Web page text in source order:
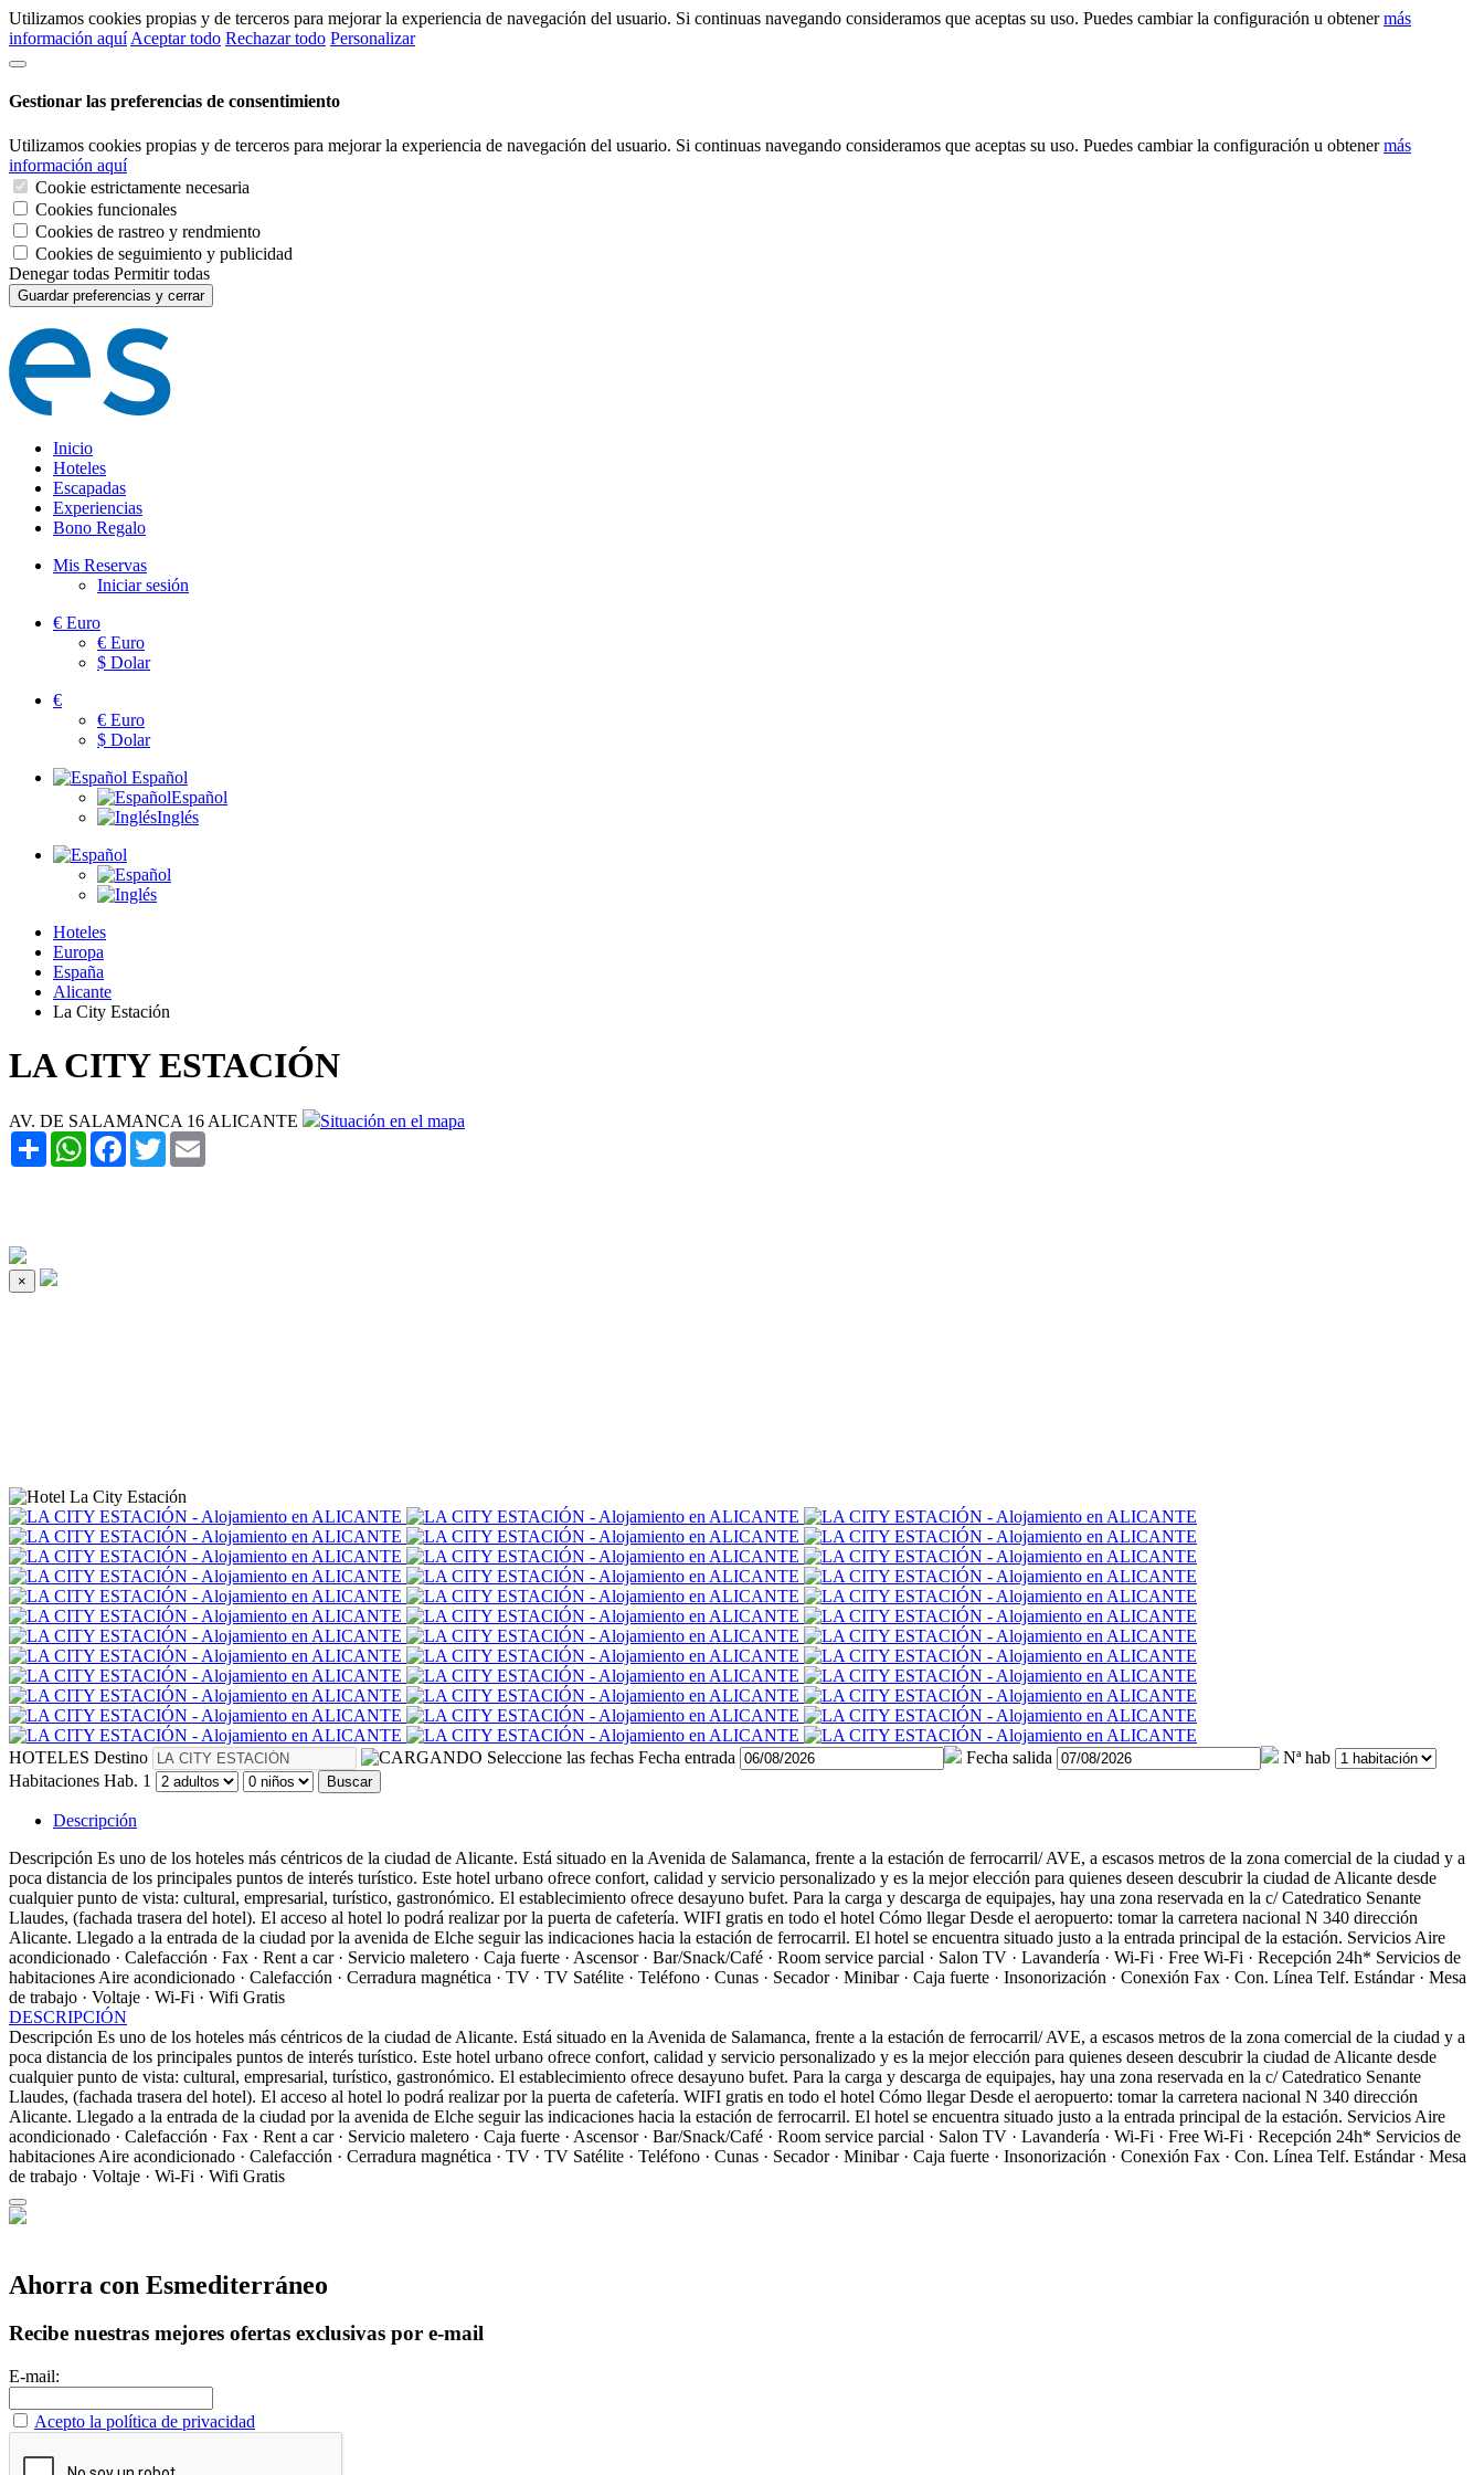
Utilizamos cookies propias y de terceros para mejorar la experiencia de navegación del usuario. Si continuas navegando consideramos que aceptas su uso. Puedes cambiar la configuración u obtenermás
información aquí Aceptar todo Rechazar todo Personalizar
Gestionar las preferencias de consentimiento
Utilizamos cookies propias y de terceros para mejorar la experiencia de navegación del usuario. Si continuas navegando consideramos que aceptas su uso. Puedes cambiar la configuración u obtenermás
información aquí
Cookie estrictamente necesaria
Cookies funcionales
Cookies de rastreo y rendmiento
Cookies de seguimiento y publicidad
Denegar todas Permitir todas
Guardar preferencias y cerrar
Inicio
Hoteles
Escapadas
Experiencias
Bono Regalo
Mis Reservas
Iniciar sesión
€ Euro
€ Euro
$ Dolar
€
€ Euro
$ Dolar
Español
Español
Inglés
Hoteles
Europa
España
Alicante
La City Estación
LA CITY ESTACIÓN
AV. DE SALAMANCA 16 ALICANTE
Situación en el mapa
Share WhatsAppFacebook
Twitter
×
HOTELES Destino Seleccione las fechas Fecha entrada Fecha salida
Nª hab
Habitaciones Hab. 1 Buscar
Descripción
Descripción Es uno de los hoteles más céntricos de la ciudad de Alicante. Está situado en la Avenida de Salamanca, frente a la estación de ferrocarril/ AVE, a escasos metros de la zona comercial de la ciudad y a
poca distancia de los principales puntos de interés turístico. Este hotel urbano ofrece confort, calidad y servicio personalizado y es la mejor elección para quienes deseen descubrir la ciudad de Alicante desde
cualquier punto de vista: cultural, empresarial, turístico, gastronómico. El establecimiento ofrece desayuno bufet. Para la carga y descarga de equipajes, hay una zona reservada en la c/ Catedratico Senante
Llaudes, (fachada trasera del hotel). El acceso al hotel lo podrá realizar por la puerta de cafetería. WIFI gratis en todo el hotel Cómo llegar Desde el aeropuerto: tomar la carretera nacional N 340 dirección
Alicante. Llegado a la entrada de la ciudad por la avenida de Elche seguir las indicaciones hacia la estación de ferrocarril. El hotel se encuentra situado justo a la entrada principal de la estación. Servicios Aire
acondicionado · Calefacción · Fax · Rent a car · Servicio maletero · Caja fuerte · Ascensor · Bar/Snack/Café · Room service parcial · Salon TV · Lavandería · Wi-Fi · Free Wi-Fi · Recepción 24h* Servicios de
habitaciones Aire acondicionado · Calefacción · Cerradura magnética · TV · TV Satélite · Teléfono · Cunas · Secador · Minibar · Caja fuerte · Insonorización · Conexión Fax · Con. Línea Telf. Estándar · Mesa
de trabajo · Voltaje · Wi-Fi · Wifi Gratis
DESCRIPCIÓN
Descripción Es uno de los hoteles más céntricos de la ciudad de Alicante. Está situado en la Avenida de Salamanca, frente a la estación de ferrocarril/ AVE, a escasos metros de la zona comercial de la ciudad y a
poca distancia de los principales puntos de interés turístico. Este hotel urbano ofrece confort, calidad y servicio personalizado y es la mejor elección para quienes deseen descubrir la ciudad de Alicante desde
cualquier punto de vista: cultural, empresarial, turístico, gastronómico. El establecimiento ofrece desayuno bufet. Para la carga y descarga de equipajes, hay una zona reservada en la c/ Catedratico Senante
Llaudes, (fachada trasera del hotel). El acceso al hotel lo podrá realizar por la puerta de cafetería. WIFI gratis en todo el hotel Cómo llegar Desde el aeropuerto: tomar la carretera nacional N 340 dirección
Alicante. Llegado a la entrada de la ciudad por la avenida de Elche seguir las indicaciones hacia la estación de ferrocarril. El hotel se encuentra situado justo a la entrada principal de la estación. Servicios Aire
acondicionado · Calefacción · Fax · Rent a car · Servicio maletero · Caja fuerte · Ascensor · Bar/Snack/Café · Room service parcial · Salon TV · Lavandería · Wi-Fi · Free Wi-Fi · Recepción 24h* Servicios de
habitaciones Aire acondicionado · Calefacción · Cerradura magnética · TV · TV Satélite · Teléfono · Cunas · Secador · Minibar · Caja fuerte · Insonorización · Conexión Fax · Con. Línea Telf. Estándar · Mesa
de trabajo · Voltaje · Wi-Fi · Wifi Gratis
Ahorra con Esmediterráneo
Recibe nuestras mejores ofertas exclusivas por e-mail
E-mail:
Acepto la política de privacidad